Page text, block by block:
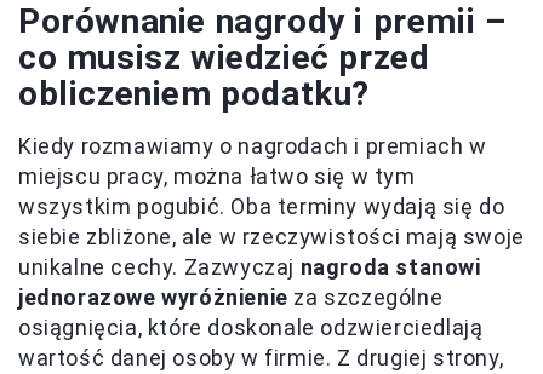
Porównanie nagrody i premii –
co musisz wiedzieć przed
obliczeniem podatku?
Kiedy rozmawiamy o nagrodach i premiach w
miejscu pracy, można łatwo się w tym
wszystkim pogubić. Oba terminy wydają się do
siebie zbliżone, ale w rzeczywistości mają swoje
unikalne cechy. Zazwyczaj nagroda stanowi
jednorazowe wyróżnienie za szczególne
osiągnięcia, które doskonale odzwierciedlają
wartość danej osoby w firmie. Z drugiej strony,